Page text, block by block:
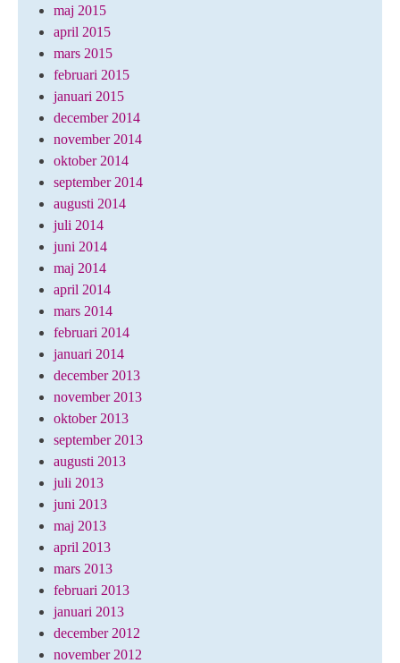
maj 2015
april 2015
mars 2015
februari 2015
januari 2015
december 2014
november 2014
oktober 2014
september 2014
augusti 2014
juli 2014
juni 2014
maj 2014
april 2014
mars 2014
februari 2014
januari 2014
december 2013
november 2013
oktober 2013
september 2013
augusti 2013
juli 2013
juni 2013
maj 2013
april 2013
mars 2013
februari 2013
januari 2013
december 2012
november 2012